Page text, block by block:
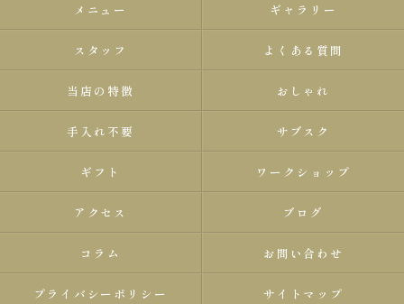
メニュー ギャラリー
スタッフ よくある質問
当店の特徴 おしゃれ
手入れ不要 サブスク
ギフト ワークショップ
アクセス ブログ
コラム お問い合わせ
プライバシーポリシー サイトマップ